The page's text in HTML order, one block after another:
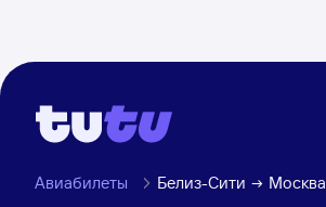
Авиабилеты Белиз-Сити Москва